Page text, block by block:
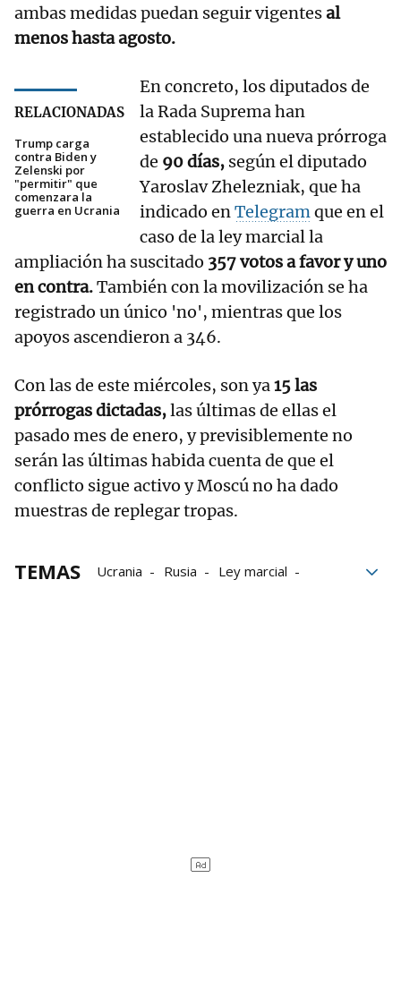
ambas medidas puedan seguir vigentesal
menos hasta agosto.
RELACIONADAS
Trump carga
contra Biden y
Zelenski por
"permitir" que
comenzara la
guerra en Ucrania
En concreto, los diputados de
la Rada Suprema han
establecido una nueva prórroga
de 90 días, según el diputado
Yaroslav Zhelezniak, que ha
indicado enTelegramque en el
caso de la ley marcial la
ampliación ha suscitado 357 votos a favor y uno
en contra.También con la movilización se ha
registrado un único 'no', mientras que los
apoyos ascendieron a 346.
Con las de este miércoles, son ya15 las
prórrogas dictadas,las últimas de ellas el
pasado mes de enero, y previsiblemente no
serán las últimas habida cuenta de que el
conflicto sigue activo y Moscú no ha dado
muestras de replegar tropas.
TEMAS Ucrania Rusia
Ley marcial